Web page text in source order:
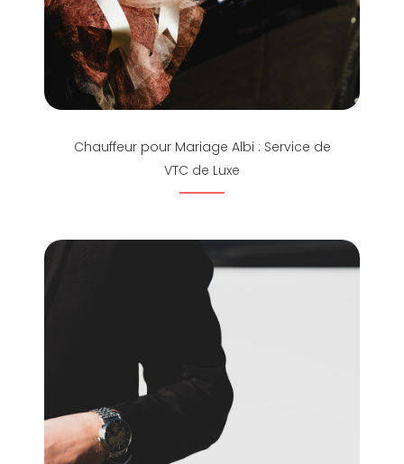
Chauffeur pour Mariage Albi : Service de
VTC de Luxe